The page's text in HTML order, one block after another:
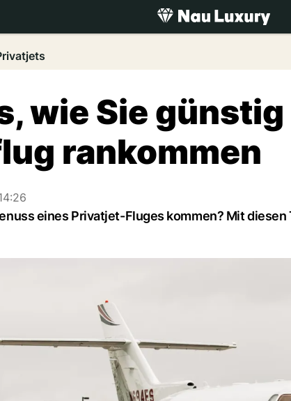
luxury.NAU.ch
wie Sie günstig
rankommen
eines Privatjet-Fluges kommen? Mit